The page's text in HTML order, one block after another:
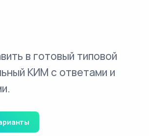
в готовый типовой
КИМ с ответами и